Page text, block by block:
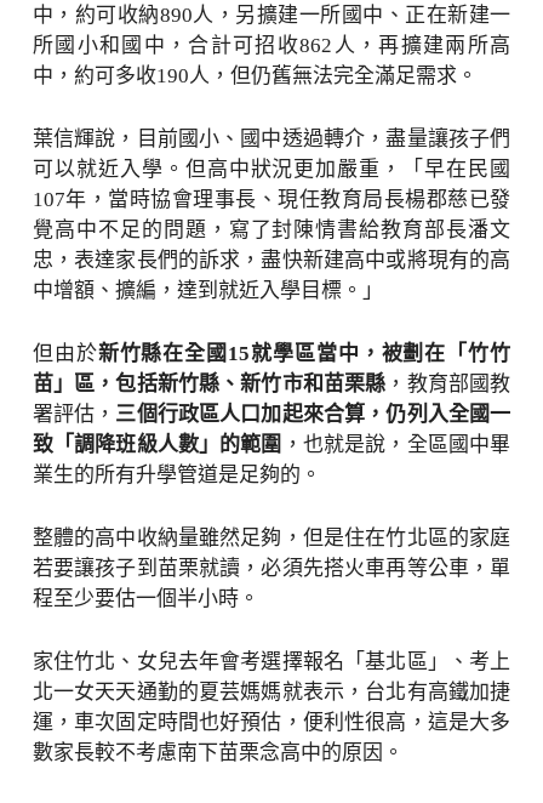
中，約可收納890人，另擴建一所國中、正在新建一
所國小和國中，合計可招收862人，再擴建兩所高
中，約可多收190人，但仍舊無法完全滿足需求。
葉信輝說，目前國小、國中透過轉介，盡量讓孩子們
可以就近入學。但高中狀況更加嚴重，「早在民國
107年，當時協會理事長、現任教育局長楊郡慈已發
覺高中不足的問題，寫了封陳情書給教育部長潘文
忠，表達家長們的訴求，盡快新建高中或將現有的高
中增額、擴編，達到就近入學目標。」
但由於新竹縣在全國15就學區當中，被劃在「竹竹
苗」區，包括新竹縣、新竹市和苗栗縣 ，教育部國教
署評估， 三個行政區人口加起來合算，仍列入全國一
致「調降班級人數」的範圍 ，也就是說，全區國中畢
業生的所有升學管道是足夠的。
整體的高中收納量雖然足夠，但是住在竹北區的家庭
若要讓孩子到苗栗就讀，必須先搭火車再等公車，單
程至少要估一個半小時。
家住竹北、女兒去年會考選擇報名「基北區」、考上
北一女天天通勤的夏芸媽媽就表示，台北有高鐵加捷
運，車次固定時間也好預估，便利性很高，這是大多
數家長較不考慮南下苗栗念高中的原因。